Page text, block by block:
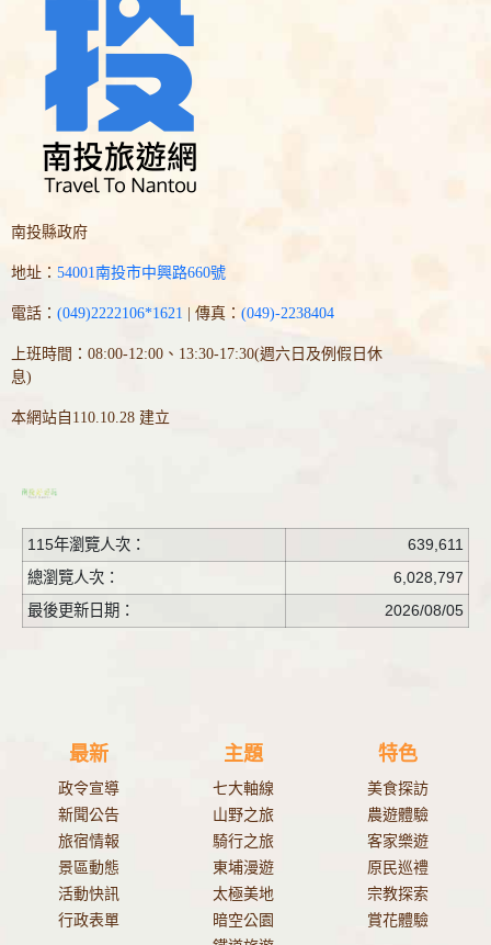
南投縣政府
地址： 54001南投市中興路660號
電話： (049)2222106*1621 | 傳真： (049)-2238404
上班時間：08:00-12:00、13:30-17:30(週六日及例假日休
息)
本網站自110.10.28 建立
115年瀏覽人次：
639,611
總瀏覽人次：
6,028,797
最後更新日期：
2026/08/05
最新
政令宣導
新聞公告
旅宿情報
景區動態
活動快訊
行政表單
主題
七大軸線
山野之旅
騎行之旅
東埔漫遊
太極美地
暗空公園
特色
美食探訪
農遊體驗
客家樂遊
原民巡禮
宗教探索
賞花體驗